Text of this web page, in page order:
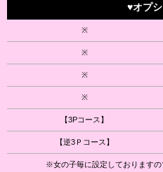
♥オプ
※
※
※
※
【3Pコース】
【逆3Ｐコース】
※女の子毎に設定しておりますの